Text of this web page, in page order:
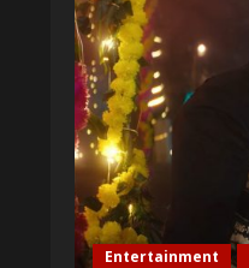
Entertainment